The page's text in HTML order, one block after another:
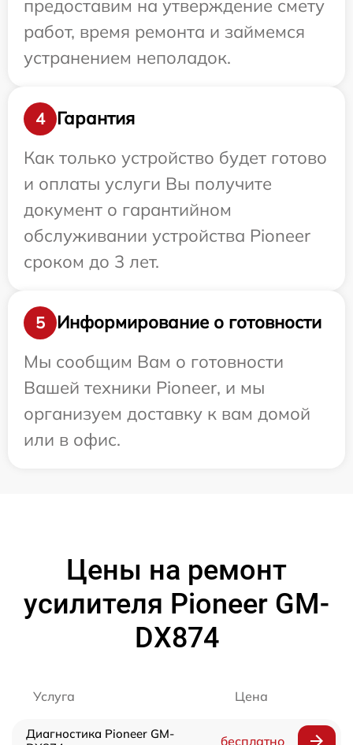
предоставим на утверждение смету
работ, время ремонта и займемся
устранением неполадок.
4
Гарантия
Как только устройство будет готово
и оплаты услуги Вы получите
документ о гарантийном
обслуживании устройства Pioneer
сроком до 3 лет.
5
Информирование о готовности
Мы сообщим Вам о готовности
Вашей техники Pioneer, и мы
организуем доставку к вам домой
или в офис.
Цены на ремонт
усилителя Pioneer GM-
DX874
Услуга Цена
Диагностика Pioneer GM-
бесплатно